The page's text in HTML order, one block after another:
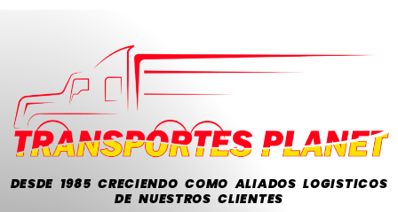
DESDE 1985 CRECIENDO COMO ALIADOS LOGISTICOS
DE NUESTROS CLIENTES